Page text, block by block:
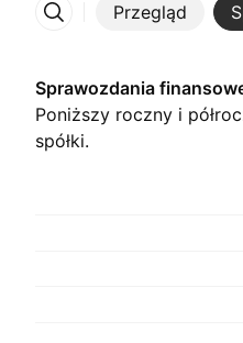
Przegląd
Więcej
Sprawozdania
Poniższy roczny i
spółki.